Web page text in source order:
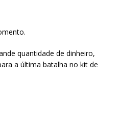
quantidade de dinheiro,
a última batalha no kit de